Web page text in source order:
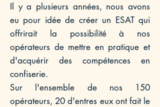
Il y a plusieurs années, nous avons
eu pour idée de créer un ESAT qui
offrirait la possibilité à nos
opérateurs de mettre en pratique et
d'acquérir des compétences en
confiserie.
Sur l'ensemble de nos 150
opérateurs, 20 d'entres eux ont fait le